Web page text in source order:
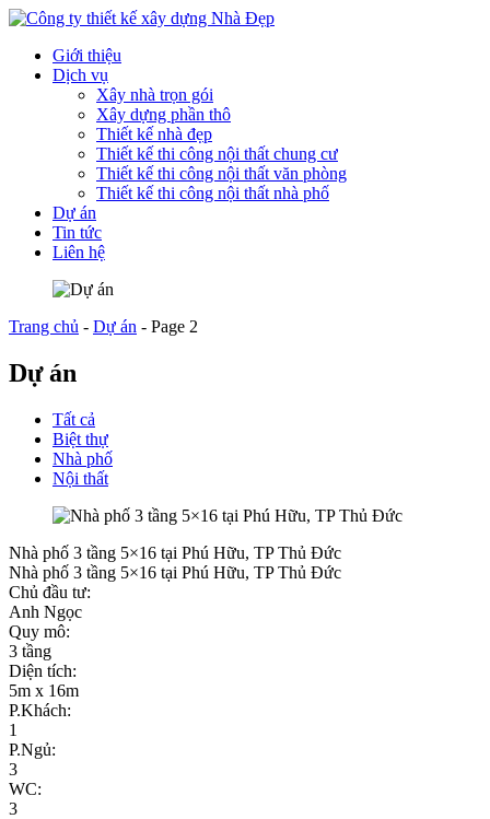
Giới thiệu
Dịch vụ
Xây nhà trọn gói
Xây dựng phần thô
Thiết kế nhà đẹp
Thiết kế thi công nội thất chung cư
Thiết kế thi công nội thất văn phòng
Thiết kế thi công nội thất nhà phố
Dự án
Tin tức
Liên hệ
Trang chủ - Dự án - Page 2
Dự án
Tất cả
Biệt thự
Nhà phố
Nội thất
Nhà phố 3 tầng 5×16 tại Phú Hữu, TP Thủ Đức
Nhà phố 3 tầng 5×16 tại Phú Hữu, TP Thủ Đức
Chủ đầu tư:
Anh Ngọc
Quy mô:
3 tầng
Diện tích:
5m x 16m
P.Khách:
1
P.Ngủ:
3
WC:
3